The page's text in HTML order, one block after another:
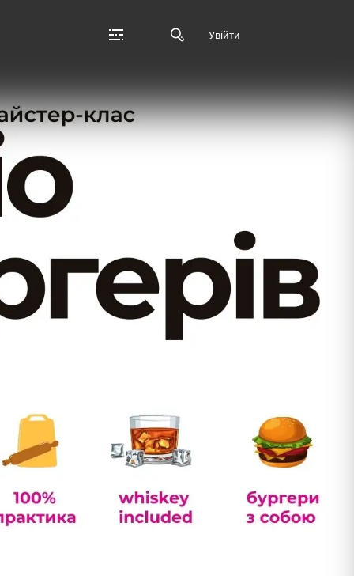
Увійти